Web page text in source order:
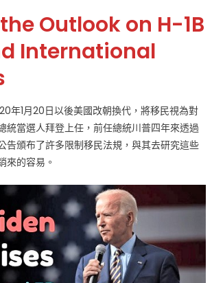
望
年
生
和
H-
1B
作
簽
證〉
中
Outlook on H-1B
International
年1月20日以後美國改朝換代，將移民視為對
統當選人拜登上任，前任總統川普四年來透過
告頒布了許多限制移民法規，與其去研究這些
來的容易。